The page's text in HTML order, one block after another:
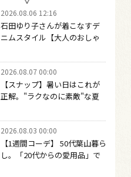
2026.08.06 12:16
石田ゆり子さんが着こなすデ
ニムスタイル【大人のおしゃ
どファッションは自由になる
2026.08.07 00:00
【スナップ】暑い日はこれが
正解。"ラクなのに素敵"な夏
2026.08.03 00:00
【1週間コーデ】 50代葉山暮ら
し。「20代からの愛用品」で